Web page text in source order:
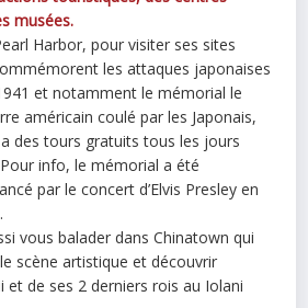
musées.
Harbor, pour visiter ses sites
les attaques japonaises
et notamment le mémorial le
américain coulé par les Japonais,
a des tours gratuits tous les jours
info, le mémorial a été
par le concert d’Elvis Presley en
vous balader dans Chinatown qui
scène artistique et découvrir
et de ses 2 derniers rois au Iolani